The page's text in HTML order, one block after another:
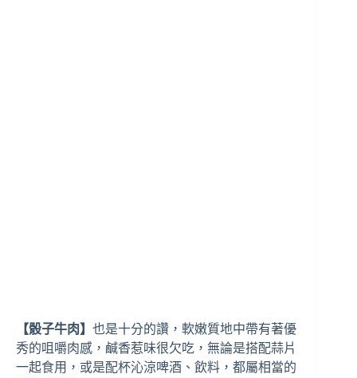
【骰子牛肉】 也是十分的讚，軟嫩質地中帶有著優
秀的咀嚼肉感，鹹香惹味很欠吃，無論是搭配蒜片
一起食用，或是配杯沁涼啤酒、飲料，都屬相當的